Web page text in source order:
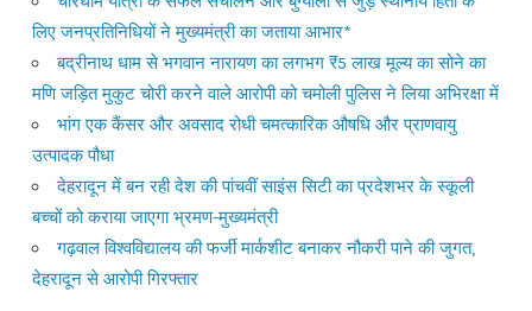
लिए जनप्रतिनिधियों ने मुख्यमंत्री का जताया आभार*
बद्रीनाथ धाम से भगवान नारायण का लगभग ₹5 लाख मूल्य का सोने का
मणि जड़ित मुकुट चोरी करने वाले आरोपी को चमोली पुलिस ने लिया अभिरक्षा में
भांग एक कैंसर और अवसाद रोधी चमत्कारिक औषधि और प्राणवायु
उत्पादक पौधा
देहरादून में बन रही देश की पांचवीं साइंस सिटी का प्रदेशभर के स्कूली
बच्चों को कराया जाएगा भ्रमण-मुख्यमंत्री
गढ़वाल विश्वविद्यालय की फर्जी मार्कशीट बनाकर नौकरी पाने की जुगत,
देहरादून से आरोपी गिरफ्तार